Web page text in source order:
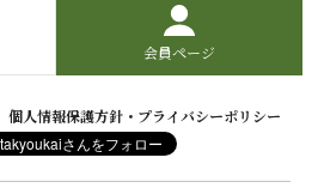
会員ページ
個人情報保護方針・プライバシーポリシー